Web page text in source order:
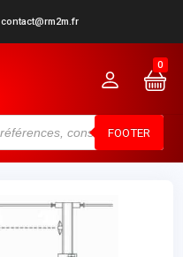
contact@rm2m.fr
FOOTER
0